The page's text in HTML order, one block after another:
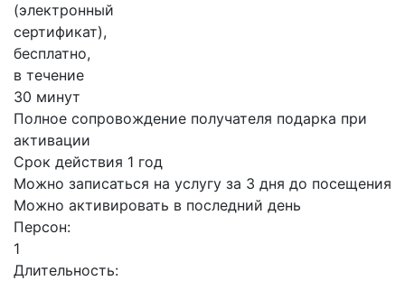
(электронный
сертификат),
бесплатно,
в течение
30 минут
Полное сопровождение получателя подарка при
активации
Срок действия 1 год
Можно записаться на услугу за 3 дня до посещения
Можно активировать в последний день
Персон:
1
Длительность: